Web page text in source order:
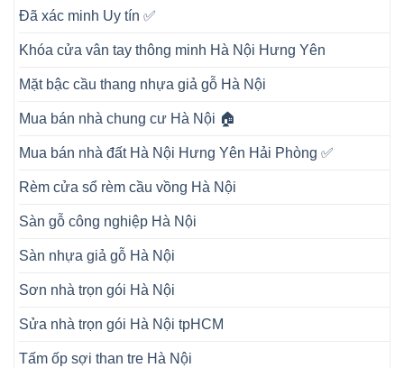
Đã xác minh Uy tín ✅
Khóa cửa vân tay thông minh Hà Nội Hưng Yên
Mặt bậc cầu thang nhựa giả gỗ Hà Nội
Mua bán nhà chung cư Hà Nội 🏠
Mua bán nhà đất Hà Nội Hưng Yên Hải Phòng ✅
Rèm cửa sổ rèm cầu vồng Hà Nội
Sàn gỗ công nghiệp Hà Nội
Sàn nhựa giả gỗ Hà Nội
Sơn nhà trọn gói Hà Nội
Sửa nhà trọn gói Hà Nội tpHCM
Tấm ốp sợi than tre Hà Nội